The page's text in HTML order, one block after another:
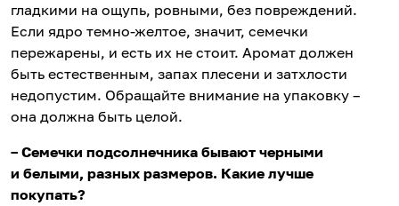
гладкими на ощупь, ровными, без повреждений.
Если ядро темно-желтое, значит, семечки
пережарены, и есть их не стоит. Аромат должен
быть естественным, запах плесени и затхлости
недопустим. Обращайте внимание на упаковку –
она должна быть целой.
– Семечки подсолнечника бывают черными
и белыми, разных размеров. Какие лучше
покупать?